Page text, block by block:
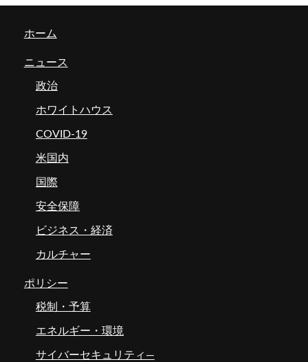
ホーム
ニュース
政治
ホワイトハウス
COVID-19
米国内
国際
安全保障
ビジネス・経済
カルチャー
ポリシー
税制・予算
エネルギー・環境
サイバーセキュリティ―